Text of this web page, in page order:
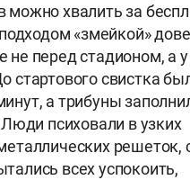
можно хвалить за
«змейкой»
не перед стадионом, а у
стартового свистка
а трибуны
психовали в узких
всех успокоить,